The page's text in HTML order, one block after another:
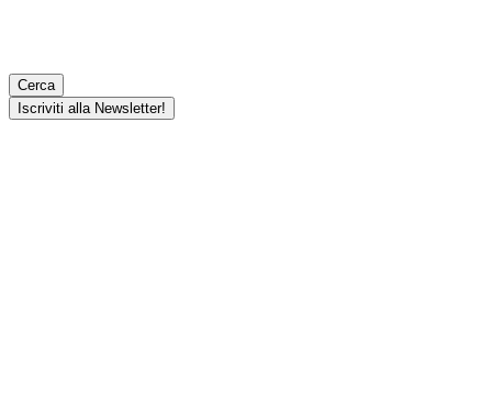
Cerca
Iscriviti alla Newsletter!